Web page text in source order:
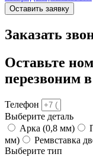
Оставить заявку
Заказать
Оставьте
перезвоним
Телефон
Выберите деталь
Арка (0,8 мм)
мм)
Ремвставка
Выберите тип